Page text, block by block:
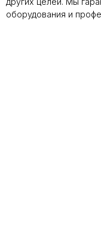
оборудования и